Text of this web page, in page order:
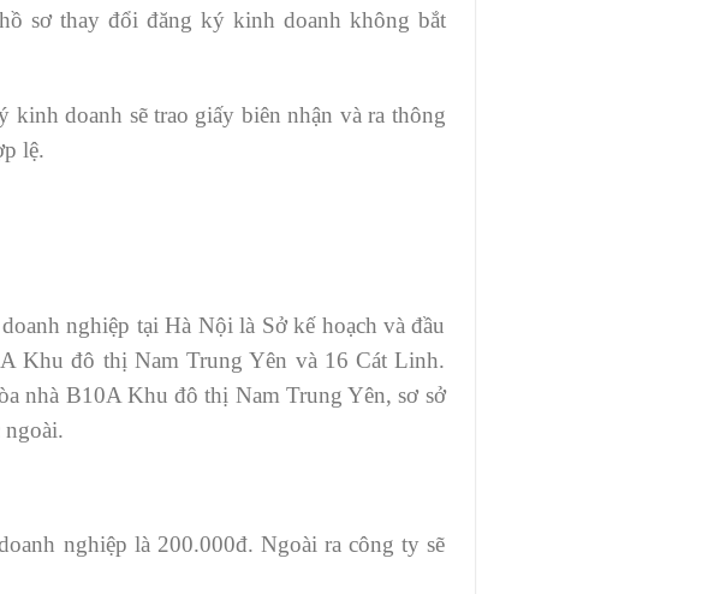
sơ thay đổi đăng ký kinh doanh không bắt
doanh sẽ trao giấy biên nhận và ra thông
lệ.
nghiệp tại Hà Nội là Sở kế hoạch và đầu
Khu đô thị Nam Trung Yên và 16 Cát Linh.
nhà B10A Khu đô thị Nam Trung Yên, sơ sở
nghiệp là 200.000đ. Ngoài ra công ty sẽ